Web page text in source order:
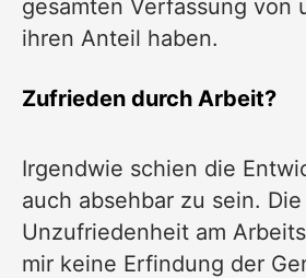
gesamten Verfassung von
ihren Anteil haben.
Zufrieden durch Arbeit?
Irgendwie schien die
auch absehbar zu sein. Die
Unzufriedenheit am
mir keine Erfindung der